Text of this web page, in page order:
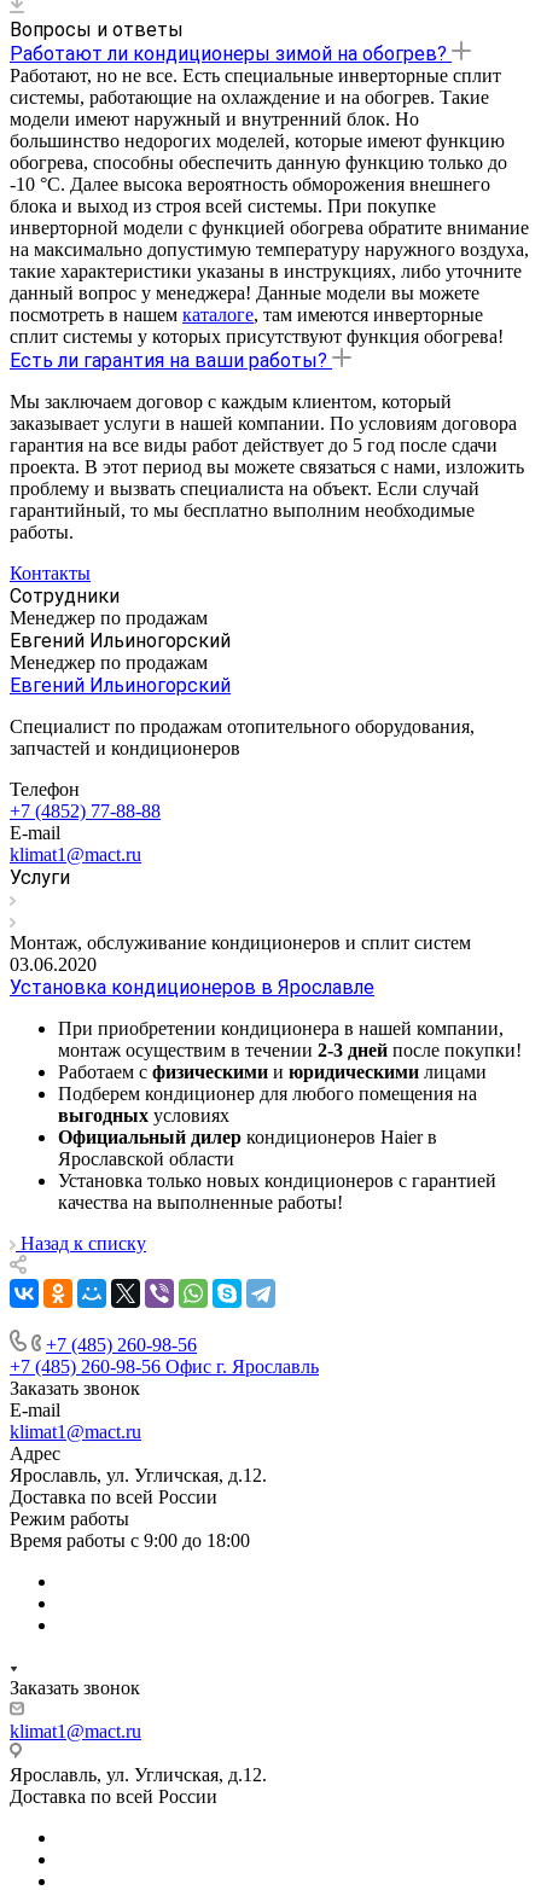
Вопросы и ответы
Работают ли кондиционеры зимой на обогрев?
Работают, но не все. Есть специальные инверторные сплит
системы, работающие на охлаждение и на обогрев. Такие
модели имеют наружный и внутренний блок. Но
большинство недорогих моделей, которые имеют функцию
обогрева, способны обеспечить данную функцию только до
-10 °С. Далее высока вероятность обморожения внешнего
блока и выход из строя всей системы. При покупке
инверторной модели с функцией обогрева обратите внимание
на максимально допустимую температуру наружного воздуха,
такие характеристики указаны в инструкциях, либо уточните
данный вопрос у менеджера! Данные модели вы можете
посмотреть в нашем каталоге, там имеются инверторные
сплит системы у которых присутствуют функция обогрева!
Есть ли гарантия на ваши работы?
Мы заключаем договор с каждым клиентом, который
заказывает услуги в нашей компании. По условиям договора
гарантия на все виды работ действует до 5 год после сдачи
проекта. В этот период вы можете связаться с нами, изложить
проблему и вызвать специалиста на объект. Если случай
гарантийный, то мы бесплатно выполним необходимые
работы.
Контакты
Сотрудники
Менеджер по продажам
Евгений Ильиногорский
Менеджер по продажам
Евгений Ильиногорский
Специалист по продажам отопительного оборудования,
запчастей и кондиционеров
Телефон
+7 (4852) 77-88-88
E-mail
klimat1@mact.ru
Услуги
Монтаж, обслуживание кондиционеров и сплит систем
03.06.2020
Установка кондиционеров в Ярославле
При приобретении кондиционера в нашей компании,
монтаж осуществим в течении 2-3 дней после покупки!
Работаем с физическими и юридическими лицами
Подберем кондиционер для любого помещения на
выгодных условиях
Официальный дилер кондиционеров Haier в
Ярославской области
Установка только новых кондиционеров с гарантией
качества на выполненные работы!
Назад к списку
+7 (485) 260-98-56
+7 (485) 260-98-56 Офис г. Ярославль
Заказать звонок
E-mail
klimat1@mact.ru
Адрес
Ярославль, ул. Угличская, д.12.
Доставка по всей России
Режим работы
Время работы с 9:00 до 18:00
Заказать звонок
klimat1@mact.ru
Ярославль, ул. Угличская, д.12.
Доставка по всей России